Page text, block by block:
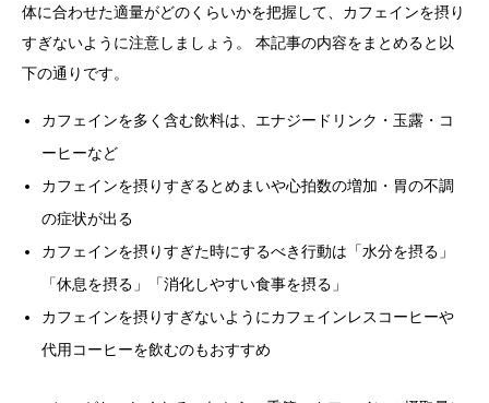
体に合わせた適量がどのくらいかを把握して、カフェインを摂り
すぎないように注意しましょう。 本記事の内容をまとめると以
下の通りです。
カフェインを多く含む飲料は、エナジードリンク・玉露・コ
ーヒーなど
カフェインを摂りすぎるとめまいや心拍数の増加・胃の不調
の症状が出る
カフェインを摂りすぎた時にするべき行動は「水分を摂る」
「休息を摂る」「消化しやすい食事を摂る」
カフェインを摂りすぎないようにカフェインレスコーヒーや
代用コーヒーを飲むのもおすすめ